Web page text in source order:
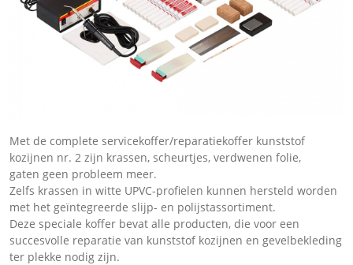
Met de complete servicekoffer/reparatiekoffer kunststof
kozijnen nr. 2 zijn krassen, scheurtjes, verdwenen folie,
gaten geen probleem meer.
Zelfs krassen in witte UPVC-profielen kunnen hersteld worden
met het geïntegreerde slijp- en polijstassortiment.
Deze speciale koffer bevat alle producten, die voor een
succesvolle reparatie van kunststof kozijnen en gevelbekleding
ter plekke nodig zijn.